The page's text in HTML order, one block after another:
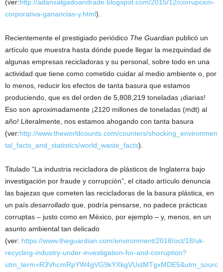
(ver:http://adansalgadoandrade.blogspot.com/2015/12/corrupcion-
corporativa-ganancias-y.html).
Recientemente el prestigiado periódico The Guardian publicó un
artículo que muestra hasta dónde puede llegar la mezquindad de
algunas empresas recicladoras y su personal, sobre todo en una
actividad que tiene como cometido cuidar al medio ambiente o, por
lo menos, reducir los efectos de tanta basura que estamos
produciendo, que es del orden de 5,808,219 toneladas ¡diarias!
Eso son aproximadamente ¡2120 millones de toneladas (mdt) al
año! Literalmente, nos estamos ahogando con tanta basura
(ver:http://www.theworldcounts.com/counters/shocking_environmen
tal_facts_and_statistics/world_waste_facts).
Titulado “La industria recicladora de plásticos de Inglaterra bajo
investigación por fraude y corrupción”, el citado artículo denuncia
las bajezas que cometen las recicladoras de la basura plástica, en
un país desarrollado que, podría pensarse, no padece prácticas
corruptas – justo como en México, por ejemplo – y, menos, en un
asunto ambiental tan delicado
(ver: https://www.theguardian.com/environment/2018/oct/18/uk-
recycling-industry-under-investigation-for-and-corruption?
utm_term=R3VhcmRpYW4gVG9kYXkgVUstMTgxMDE5&utm_sourc